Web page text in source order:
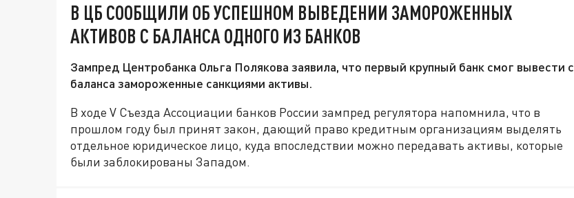
В ЦБ СООБЩИЛИ ОБ УСПЕШНОМ ВЫВЕДЕНИИ ЗАМОРОЖЕННЫХ
АКТИВОВ С БАЛАНСА ОДНОГО ИЗ БАНКОВ
Зампред Центробанка Ольга Полякова заявила, что первый крупный банк смог вывести с
баланса замороженные санкциями активы.
В ходе V Съезда Ассоциации банков России зампред регулятора напомнила, что в
прошлом году был принят закон, дающий право кредитным организациям выделять
отдельное юридическое лицо, куда впоследствии можно передавать активы, которые
были заблокированы Западом.